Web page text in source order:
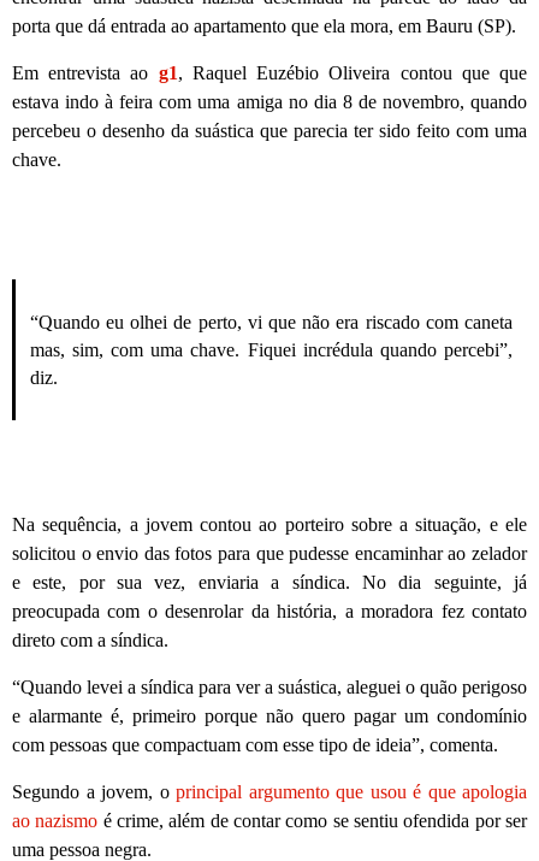
porta que dá entrada ao apartamento que ela mora, em Bauru (SP).
Em entrevista ao g1, Raquel Euzébio Oliveira contou que que
estava indo à feira com uma amiga no dia 8 de novembro, quando
percebeu o desenho da suástica que parecia ter sido feito com uma
chave.
“Quando eu olhei de perto, vi que não era riscado com caneta
mas, sim, com uma chave. Fiquei incrédula quando percebi”,
diz.
Na sequência, a jovem contou ao porteiro sobre a situação, e ele
solicitou o envio das fotos para que pudesse encaminhar ao zelador
e este, por sua vez, enviaria a síndica. No dia seguinte, já
preocupada com o desenrolar da história, a moradora fez contato
direto com a síndica.
“Quando levei a síndica para ver a suástica, aleguei o quão perigoso
e alarmante é, primeiro porque não quero pagar um condomínio
com pessoas que compactuam com esse tipo de ideia”, comenta.
Segundo a jovem, oprincipal argumento que usou é que apologia
ao nazismo é crime, além de contar como se sentiu ofendida por ser
uma pessoa negra.